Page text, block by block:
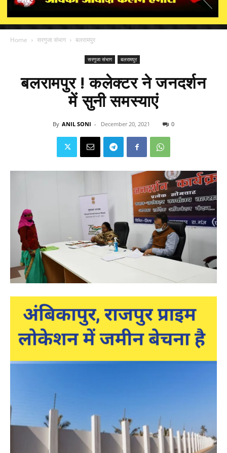
Home सरगुजा संभाग बलरामपुर
सरगुजा संभाग बलरामपुर
बलरामपुर ! कलेक्टर ने जनदर्शन
में सुनी समस्याएं
By ANIL SONI - December 20, 2021 0